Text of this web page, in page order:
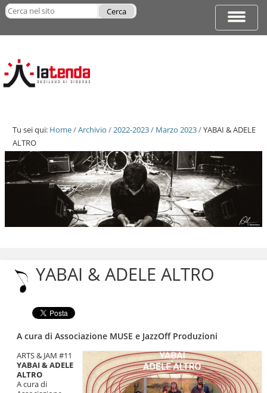
Salta
ai
|
navigazione
Espandi
di
Cerca nel sito
avanzata…
Tu sei qui: Home/Archivio /2022-2023/ Marzo 2023/YABAI & ADELE
ALTRO
Salta
navigazione
YABAI & ADELE ALTRO
A cura di Associazione MUSE e JazzOff Produzioni
ARTS & JAM #11
YABAI & ADELE
ALTRO
A cura di